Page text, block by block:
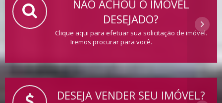
NÃO ACHOU O IMÓVEL
DESEJADO?
Clique aqui para efetuar sua solicitação de imóvel.
Iremos procurar para você.
DESEJA VENDER SEU IMÓVEL?